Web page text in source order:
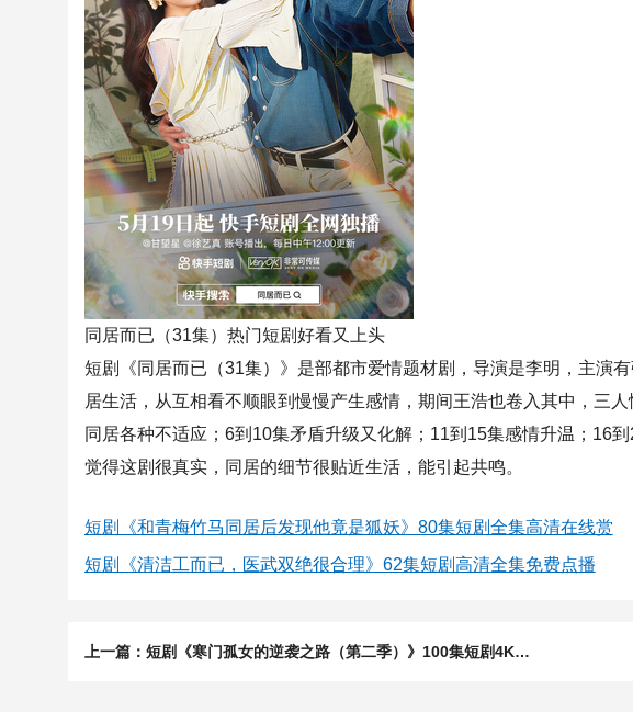
同居而已（31集）热门短剧好看又上头
短剧《同居而已（31集）》是部都市爱情题材剧，导演是李明，主演
居生活，从互相看不顺眼到慢慢产生感情，期间王浩也卷入其中，三
同居各种不适应；6到10集矛盾升级又化解；11到15集感情升温；16
觉得这剧很真实，同居的细节很贴近生活，能引起共鸣。
短剧《和青梅竹马同居后发现他竟是狐妖》80集短剧全集高清在线赏
短剧《清洁工而已，医武双绝很合理》62集短剧高清全集免费点播
上一篇：短剧《寒门孤女的逆袭之路（第二季）》100集短剧4K画质在线免费赏